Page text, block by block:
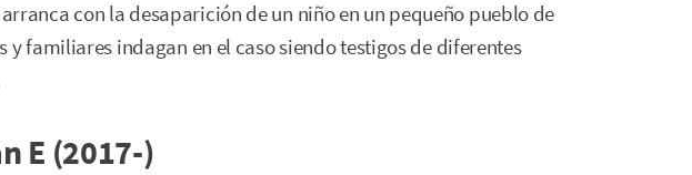
con la desaparición de un niño en un pequeño pueblo de
y familiares indagan en el caso siendo testigos de diferentes
E (2017-)